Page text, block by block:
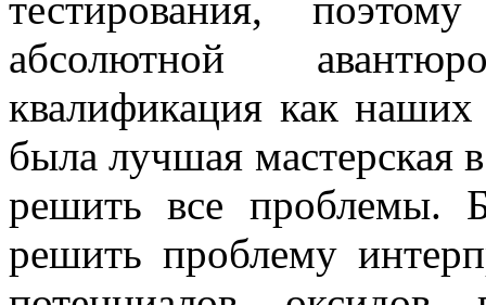
тестирования,
абсолютной
квалификация как наших
была лучшая
решить все проблемы.
решить проблему